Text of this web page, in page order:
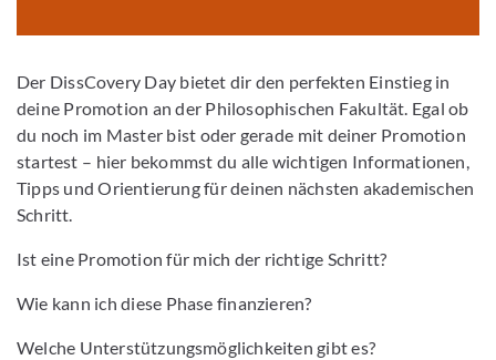
Der DissCovery Day bietet dir den perfekten Einstieg in
deine Promotion an der Philosophischen Fakultät. Egal ob
du noch im Master bist oder gerade mit deiner Promotion
startest – hier bekommst du alle wichtigen Informationen,
Tipps und Orientierung für deinen nächsten akademischen
Schritt.
Ist eine Promotion für mich der richtige Schritt?
Wie kann ich diese Phase finanzieren?
Welche Unterstützungsmöglichkeiten gibt es?